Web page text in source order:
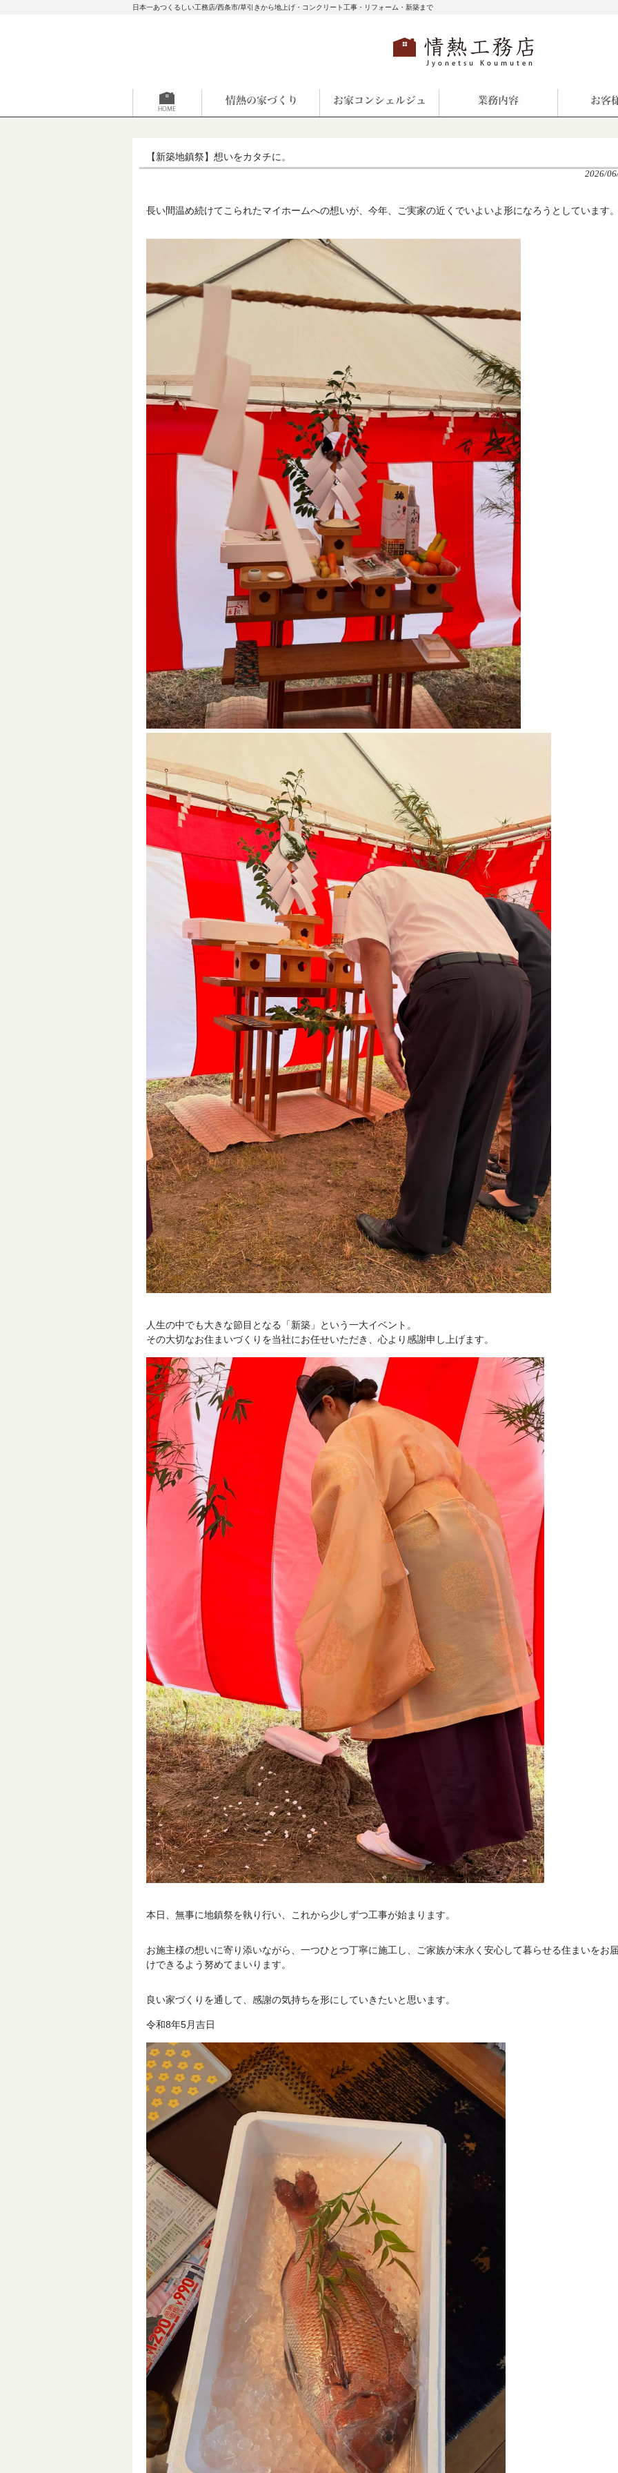
日本一あつくるしい工務店/西条市/草引きから地上げ・コンクリート工事・リフォーム・新築まで
【新築地鎮祭】想いをカタチに。
2026/
長い間温め続けてこられたマイホームへの想いが、今年、ご実家の近くでいよいよ形になろうとしています
人生の中でも大きな節目となる「新築」という一大イベント。
その大切なお住まいづくりを当社にお任せいただき、心より感謝申し上げます。
本日、無事に地鎮祭を執り行い、これから少しずつ工事が始まります。
お施主様の想いに寄り添いながら、一つひとつ丁寧に施工し、ご家族が末永く安心して暮らせる住まいをお
けできるよう努めてまいります。
良い家づくりを通して、感謝の気持ちを形にしていきたいと思います。
令和8年5月吉日